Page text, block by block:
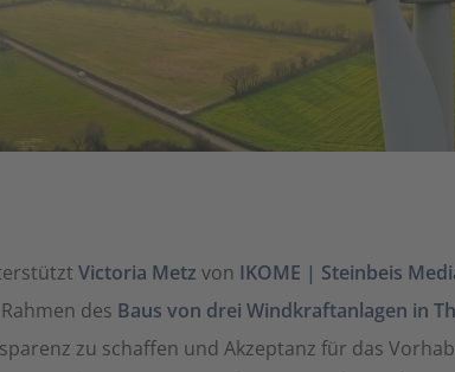
Victoria Metz von IKOME | Steinbeis
des Baus von drei Windkraftanlagen in
zu schaffen und Akzeptanz für das